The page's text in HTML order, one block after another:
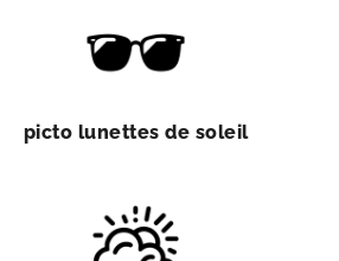
picto lunettes de soleil